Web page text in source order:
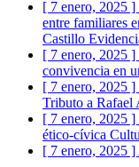
[ 7 enero, 2025 ]
entre familiares
Castillo
[ 7 enero, 2025 ]
convivencia en
[ 7 enero, 2025 ]
Tributo a Rafael
[ 7 enero, 2025 ]
ético-cívica
[ 7 enero, 2025 ]